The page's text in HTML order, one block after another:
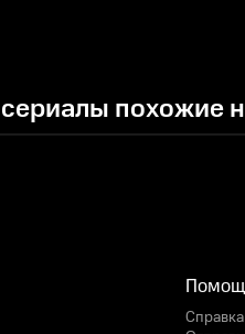
похожие
Справка